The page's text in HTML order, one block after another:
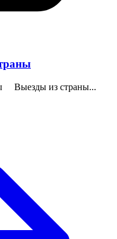
Выезды из страны...